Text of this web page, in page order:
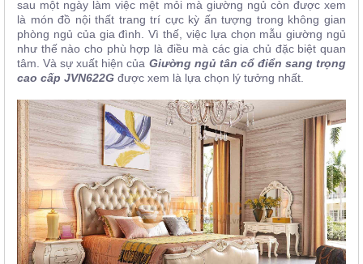
sau một ngày làm việc mệt mỏi mà giường ngủ còn được xem
là món đồ nội thất trang trí cực kỳ ấn tượng trong không gian
phòng ngủ của gia đình. Vì thế, việc lựa chọn mẫu giường ngủ
như thế nào cho phù hợp là điều mà các gia chủ đặc biệt quan
tâm. Và sự xuất hiện của Giường ngủ tân cổ điển sang trọng
cao cấp JVN622G được xem là lựa chọn lý tưởng nhất.